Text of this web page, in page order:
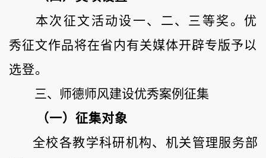
本次征文活动设一、二、三等奖。优
秀征文作品将在省内有关媒体开辟专版予以
选登。
三、师德师风建设优秀案例征集
（一）征集对象
全校各教学科研机构、机关管理服务部